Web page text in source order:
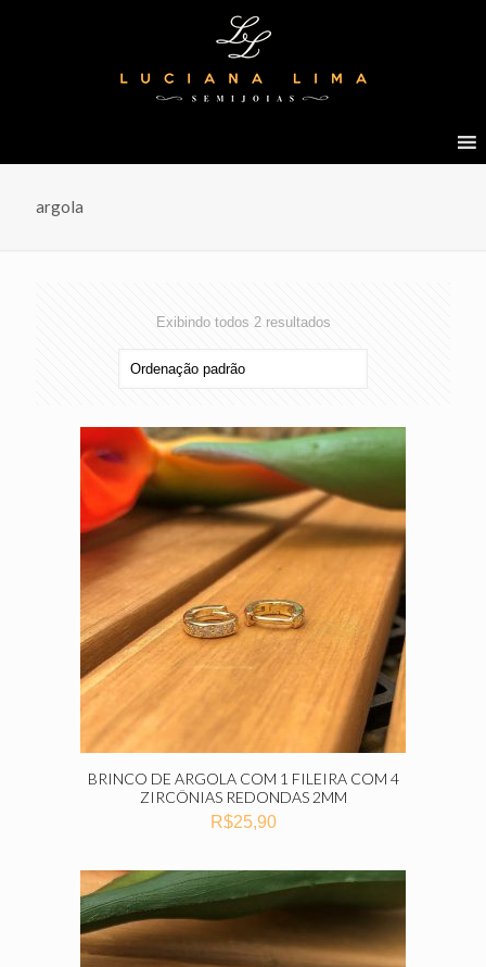
argola
Exibindo todos 2 resultados
BRINCO DE ARGOLA COM 1 FILEIRA COM 4
ZIRCÔNIAS REDONDAS 2MM
R$25,90